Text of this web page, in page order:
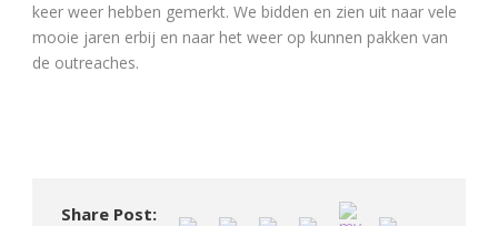
keer weer hebben gemerkt. We bidden en zien uit naar vele
mooie jaren erbij en naar het weer op kunnen pakken van
de outreaches.
Share Post: